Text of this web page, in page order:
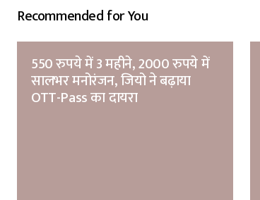
Recommended for You
550 रुपये में 3 महीने, 2000 रुपये में
सालभर मनोरंजन, जियो ने बढ़ाया
OTT-Pass का दायरा